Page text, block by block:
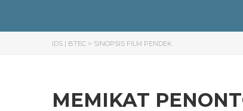
IDS | BTEC > SINOPSIS FILM PENDEK
MEMIKAT